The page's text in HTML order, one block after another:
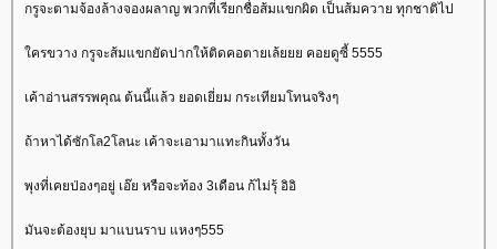
กรูจะตามจ้องล้างจองผลาญ พวกที่เรียกชื่อส้มแขกผิด เป็นส้มควาย ทุกชาติไป
ครขวาง กรูจะส้มแขกยัดปากให้ติดคอตายเล้ยยย คอยดูซี้ 5555
เค้าอ่านสรรพคุณ ต้นนี้แล้ว ยอดเยี่ยม กระเทียมโทนจริงๆ
ถ้าหาได้ซักโล2โลนะ เค้าจะเอามาแทะกินทั้งวัน
พุงที่เคยป่องๆอยู่ เอ๊ย หรือจะท้อง 3เดือน ก้ไม่รุ้ อิอิ
มันจะต้องยุบ มาแบนราบ แหงๆ555